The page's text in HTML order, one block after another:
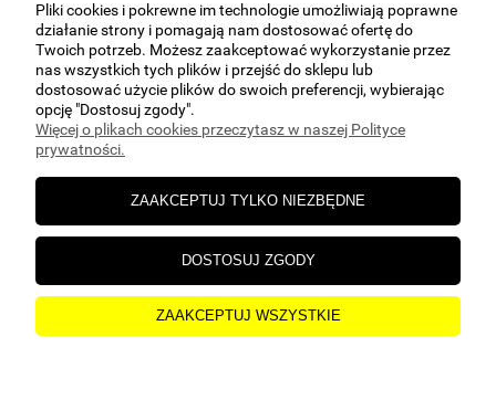
E-MAIL
sklep@hgs24.pl
Pliki cookies i pokrewne im technologie umożliwiają poprawne
działanie strony i pomagają nam dostosować ofertę do
Twoich potrzeb. Możesz zaakceptować wykorzystanie przez
nas wszystkich tych plików i przejść do sklepu lub
dostosować użycie plików do swoich preferencji, wybierając
opcję "Dostosuj zgody".
Więcej o plikach cookies przeczytasz w naszej Polityce
prywatności.
ZAAKCEPTUJ TYLKO NIEZBĘDNE
DOSTOSUJ ZGODY
ZAAKCEPTUJ WSZYSTKIE